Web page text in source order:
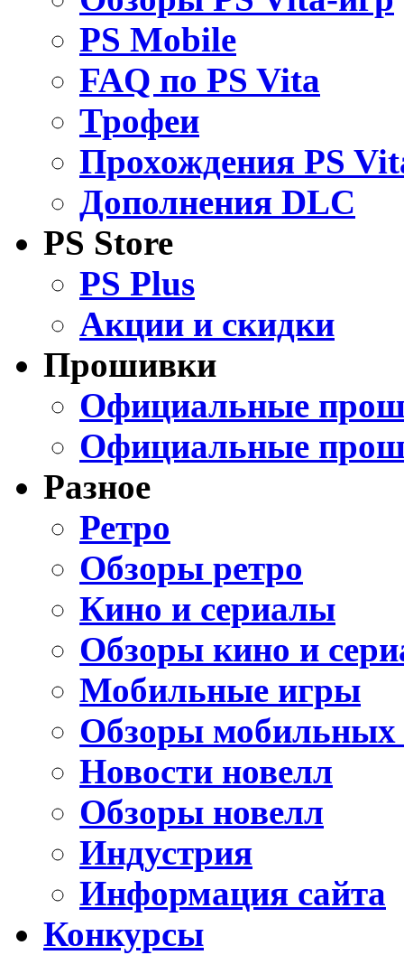
PS Mobile
FAQ по PS Vita
Трофеи
Прохождения PS
Дополнения DLC
PS Store
PS Plus
Акции и скидки
Прошивки
Официальные
Официальные
Разное
Ретро
Обзоры ретро
Кино и сериалы
Обзоры кино и
Мобильные игры
Обзоры мобильных
Новости новелл
Обзоры новелл
Индустрия
Информация сайта
Конкурсы